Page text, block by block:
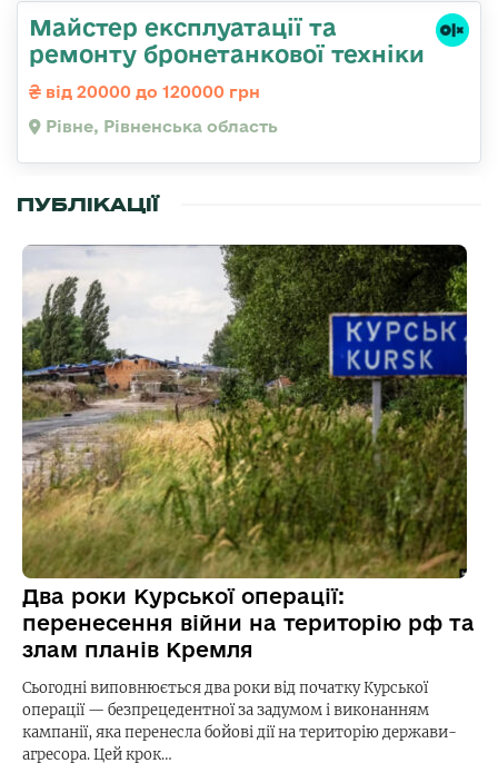
Майстер експлуатації та
ремонту бронетанкової техніки
від 20000 до 120000 грн
Рівне, Рівненська область
ПУБЛІКАЦІЇ
Два роки Курської операції:
перенесення війни на територію рф та
злам планів Кремля
Сьогодні виповнюється два роки від початку Курської
операції — безпрецедентної за задумом і виконанням
кампанії, яка перенесла бойові дії на територію держави-
агресора. Цей крок…